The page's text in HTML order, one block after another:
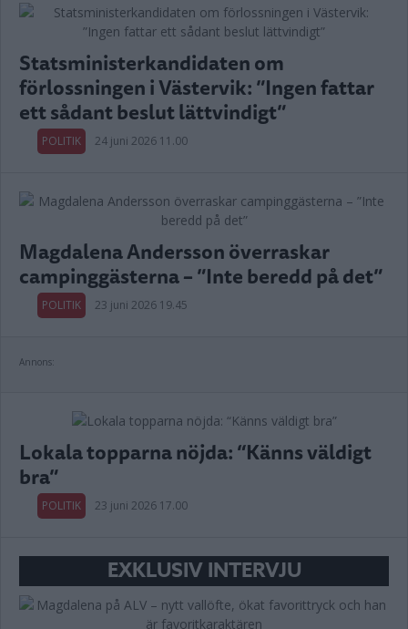
Statsministerkandidaten om
förlossningen i Västervik: ”Ingen fattar
ett sådant beslut lättvindigt”
POLITIK 24 juni 2026 11.00
Magdalena Andersson överraskar
campinggästerna – ”Inte beredd på det”
POLITIK 23 juni 2026 19.45
Annons:
Lokala topparna nöjda: “Känns väldigt
bra”
POLITIK 23 juni 2026 17.00
EXKLUSIV INTERVJU